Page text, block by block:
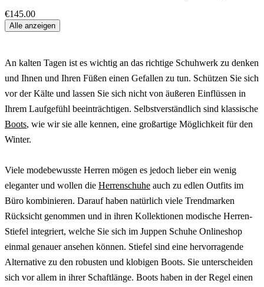
€145.00
Alle anzeigen
An kalten Tagen ist es wichtig an das richtige Schuhwerk zu denken
und Ihnen und Ihren Füßen einen Gefallen zu tun. Schützen Sie sich
vor der Kälte und lassen Sie sich nicht von äußeren Einflüssen in
Ihrem Laufgefühl beeinträchtigen. Selbstverständlich sind klassische
Boots, wie wir sie alle kennen, eine großartige Möglichkeit für den
Winter.
Viele modebewusste Herren mögen es jedoch lieber ein wenig
eleganter und wollen die Herrenschuhe auch zu edlen Outfits im
Büro kombinieren. Darauf haben natürlich viele Trendmarken
Rücksicht genommen und in ihren Kollektionen modische Herren-
Stiefel integriert, welche Sie sich im Juppen Schuhe Onlineshop
einmal genauer ansehen können. Stiefel sind eine hervorragende
Alternative zu den robusten und klobigen Boots. Sie unterscheiden
sich vor allem in ihrer Schaftlänge. Boots haben in der Regel einen